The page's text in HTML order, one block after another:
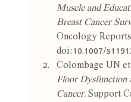
Muscle and
Breast Cancer
Oncology
doi:10.1007/
Colombage UN
Floor Dysfunction
Cancer. Support